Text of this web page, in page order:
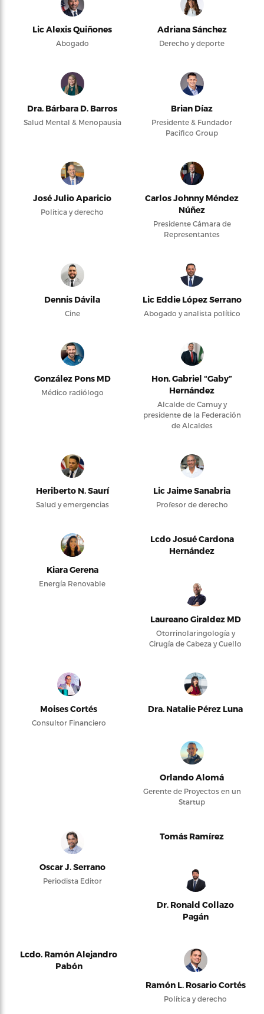
Lic Alexis Quiñones
Abogado
Adriana Sánchez
Derecho y deporte
Dra. Bárbara D. Barros
Salud Mental & Menopausia
Brian Díaz
Presidente & Fundador
Pacifico Group
José Julio Aparicio
Política y derecho
Carlos Johnny Méndez
Núñez
Presidente Cámara de
Representantes
Dennis Dávila
Cine
Lic Eddie López Serrano
Abogado y analista político
González Pons MD
Médico radiólogo
Hon. Gabriel “Gaby”
Hernández
Alcalde de Camuy y
presidente de la Federación
de Alcaldes
Heriberto N. Saurí
Salud y emergencias
Lic Jaime Sanabria
Profesor de derecho
Kiara Gerena
Energía Renovable
Lcdo Josué Cardona
Hernández
Laureano Giraldez MD
Otorrinolaringología y
Cirugía de Cabeza y Cuello
Moises Cortés
Consultor Financiero
Dra. Natalie Pérez Luna
Orlando Alomá
Gerente de Proyectos en un
Startup
Oscar J. Serrano
Periodista Editor
Tomás Ramírez
Dr. Ronald Collazo
Pagán
Lcdo. Ramón Alejandro
Pabón
Ramón L. Rosario Cortés
Política y derecho